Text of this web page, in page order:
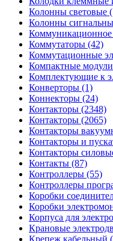
Колонны световые
Колонны
Коммуникационное
Коммутаторы (42)
Коммутационные
Компактные
Комплектующие к
Конверторы (1)
Коннекторы (24)
Контакторы (2348)
Контакторы (2065)
Контакторы
Контакторы и
Контакторы
Контакты (87)
Контроллеры (55)
Контроллеры
Коробки
Коробки
Корпуса для
Крановые
Крепеж кабельный